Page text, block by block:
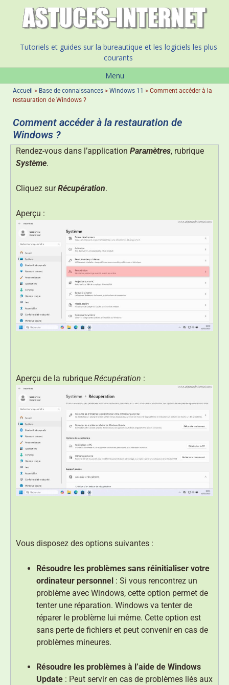
Tutoriels et guides sur la bureautique et les logiciels les plus
courants
Menu
Accueil > Base de connaissances > Windows 11 > Comment accéder à la
restauration de Windows ?
Comment accéder à la restauration de
Windows ?
Rendez-vous dans l’application Paramètres, rubrique
Système.
Cliquez surRécupération.
Aperçu :
Aperçu de la rubrique Récupération :
Vous disposez des options suivantes :
Résoudre les problèmes sans réinitialiser votre
ordinateur personnel : Si vous rencontrez un
problème avec Windows, cette option permet de
tenter une réparation. Windows va tenter de
réparer le problème lui même. Cette option est
sans perte de fichiers et peut convenir en cas de
problèmes mineures.
Résoudre les problèmes à l’aide de Windows
Update : Peut servir en cas de problèmes liés aux